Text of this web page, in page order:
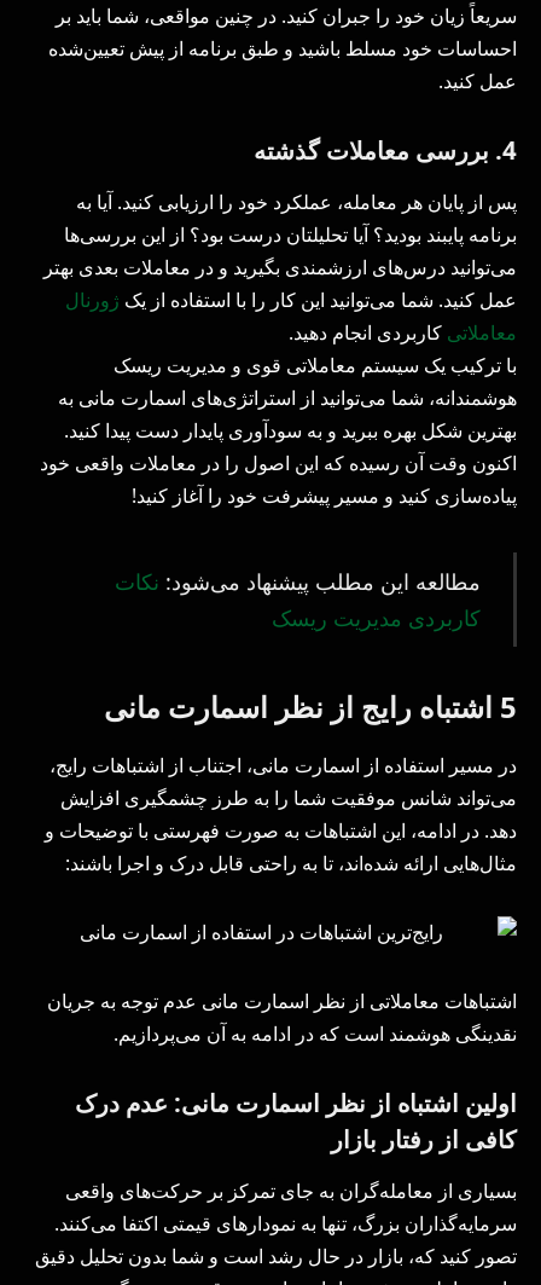
سریعاً زیان خود را جبران کنید. در چنین مواقعی، شما باید بر
احساسات خود مسلط باشید و طبق برنامه از پیش تعیین‌شده
عمل کنید.
4. بررسی معاملات گذشته
پس از پایان هر معامله، عملکرد خود را ارزیابی کنید. آیا به
برنامه پایبند بودید؟ آیا تحلیلتان درست بود؟ از این بررسی‌ها
می‌توانید درس‌های ارزشمندی بگیرید و در معاملات بعدی بهتر
عمل کنید. شما می‌توانید این کار را با استفاده از یک ژورنال
معاملاتی کاربردی انجام دهید.
با ترکیب یک سیستم معاملاتی قوی و مدیریت ریسک
هوشمندانه، شما می‌توانید از استراتژی‌های اسمارت مانی به
بهترین شکل بهره ببرید و به سودآوری پایدار دست پیدا کنید.
اکنون وقت آن رسیده که این اصول را در معاملات واقعی خود
پیاده‌سازی کنید و مسیر پیشرفت خود را آغاز کنید!
مطالعه این مطلب پیشنهاد می‌شود: نکات
کاربردی مدیریت ریسک
5 اشتباه رایج از نظر اسمارت مانی
در مسیر استفاده از اسمارت مانی، اجتناب از اشتباهات رایج،
می‌تواند شانس موفقیت شما را به طرز چشمگیری افزایش
دهد. در ادامه، این اشتباهات به صورت فهرستی با توضیحات و
مثال‌هایی ارائه شده‌اند، تا به راحتی قابل درک و اجرا باشند:
اشتباهات معاملاتی از نظر اسمارت مانی عدم توجه به جریان
نقدینگی هوشمند است که در ادامه به آن می‌پردازیم.
اولین اشتباه از نظر اسمارت مانی: عدم درک
کافی از رفتار بازار
بسیاری از معامله‌گران به جای تمرکز بر حرکت‌های واقعی
سرمایه‌گذاران بزرگ، تنها به نمودارهای قیمتی اکتفا می‌کنند.
تصور کنید که، بازار در حال رشد است و شما بدون تحلیل دقیق